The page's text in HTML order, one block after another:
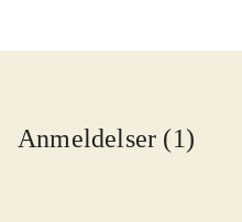
Anmeldelser (1)